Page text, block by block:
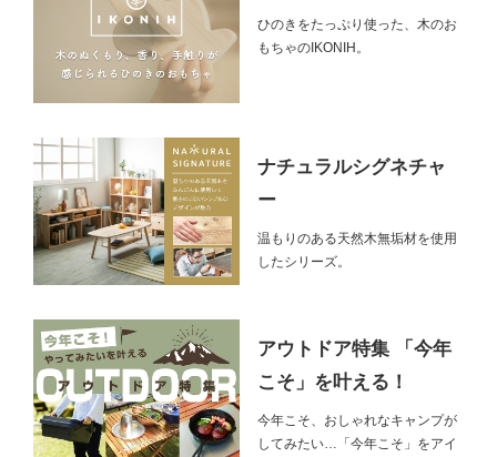
ひのきをたっぷり使った、木のお
もちゃのIKONIH。
ナチュラルシグネチャ
ー
温もりのある天然木無垢材を使用
したシリーズ。
アウトドア特集 「今年
こそ」を叶える！
今年こそ、おしゃれなキャンプが
してみたい…「今年こそ」をアイ